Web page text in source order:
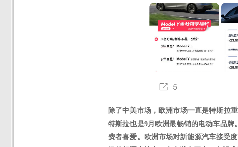
除了中美市场， 欧洲市场一直是特斯拉
特斯拉也是9月欧洲最畅销的电动车品
费者喜爱。欧洲市场对新能源汽车接受